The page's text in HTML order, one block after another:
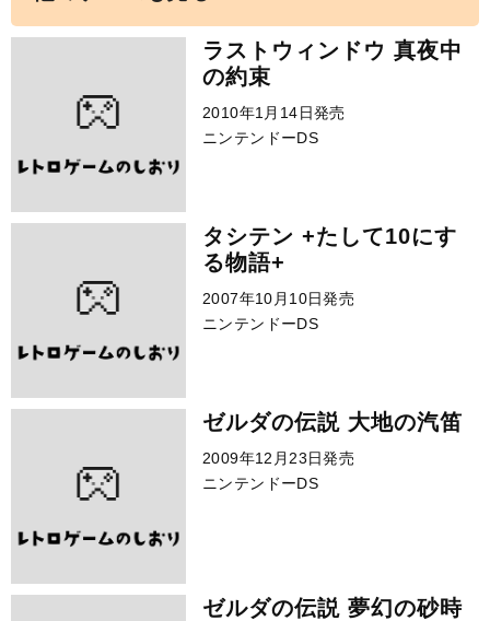
ラストウィンドウ 真夜中
の約束
2010年1月14日発売
ニンテンドーDS
タシテン +たして10にす
る物語+
2007年10月10日発売
ニンテンドーDS
ゼルダの伝説 大地の汽笛
2009年12月23日発売
ニンテンドーDS
ゼルダの伝説 夢幻の砂時